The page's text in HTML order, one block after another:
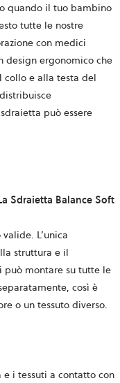
quando il tuo bambino
tutte le nostre
con medici
design ergonomico che
collo e alla testa del
può essere
Sdraietta Balance Soft
L’unica
struttura e il
può montare su tutte le
così è
o un tessuto diverso.
i tessuti a contatto con